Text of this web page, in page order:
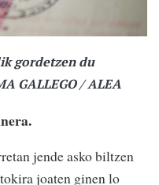
gordetzen du
GALLEGO / ALEA
jende asko biltzen
joaten ginen lo